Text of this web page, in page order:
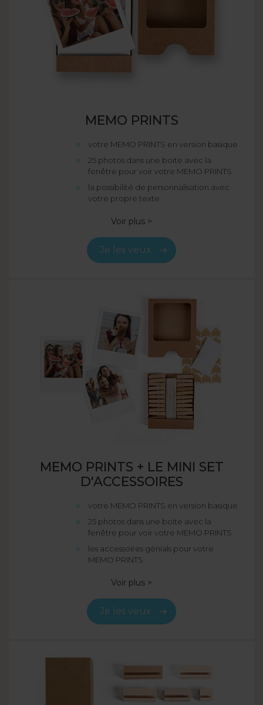
MEMO PRINTS
votre MEMO PRINTS en version basique
25 photos dans une boite avec la
fenêtre pour voir votre MEMO PRINTS
la possibilité de personnalisation avec
votre propre texte
Voir plus >
Je les veux
MEMO PRINTS + LE MINI SET
D'ACCESSOIRES
votre MEMO PRINTS en version basique
25 photos dans une boite avec la
fenêtre pour voir votre MEMO PRINTS
les accessoires génials pour votre
MEMO PRINTS
Voir plus >
Je les veux